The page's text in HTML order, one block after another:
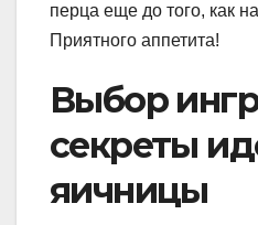
перца еще до того, как
Приятного аппетита!
Выбор
секреты
яичницы